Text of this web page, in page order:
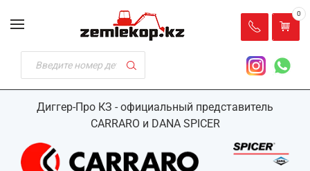
Диггер-Про КЗ - официальный представитель
CARRARO и DANA SPICER
0